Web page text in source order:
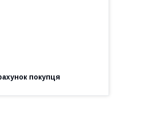
покупця